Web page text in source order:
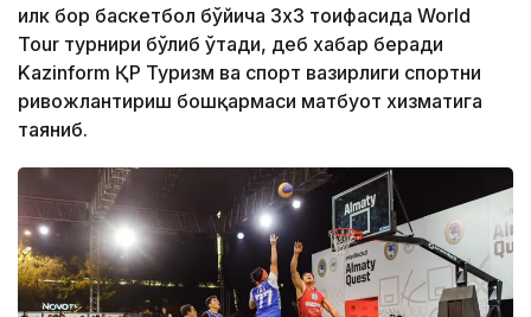
илк бор баскетбол бўйича 3х3 тоифасида World
Tour турнири бўлиб ўтади, деб хабар беради
Kazinform ҚР Туризм ва спорт вазирлиги спортни
ривожлантириш бошқармаси матбуот хизматига
таяниб.